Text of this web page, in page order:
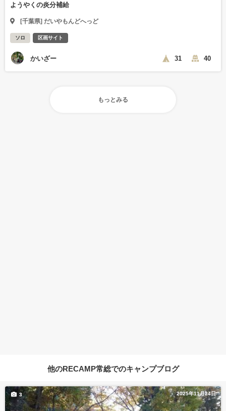
ようやくの炎分補給
[千葉県] だいやもんどへっど
ソロ 区画サイト
かいざー 31 40
もっとみる
他のRECAMP常総でのキャンプブログ
2025年11月24日
3